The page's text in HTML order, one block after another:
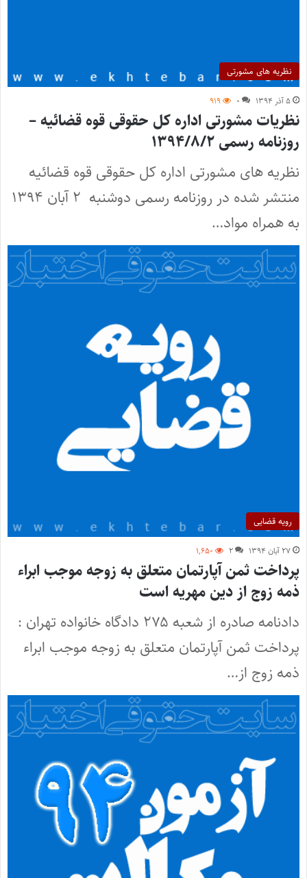
نظریه های مشورتی
۵ آذر ۱۳۹۴ ۰ ۹۱۹
نظریات مشورتی اداره کل حقوقی قوه قضائیه –
روزنامه رسمی ۱۳۹۴/۸/۲
نظریه های مشورتی اداره کل حقوقی قوه قضائیه
منتشر شده در روزنامه رسمی دوشنبه ۲ آبان ۱۳۹۴
به همراه مواد…
رویه قضایی
۲۷ آبان ۱۳۹۴ ۲ ۱,۶۵۰
پرداخت ثمن آپارتمان متعلق به زوجه موجب ابراء
ذمه زوج از دین مهریه است
دادنامه صادره از شعبه ۲۷۵ دادگاه خانواده تهران :
پرداخت ثمن آپارتمان متعلق به زوجه موجب ابراء
ذمه زوج از…